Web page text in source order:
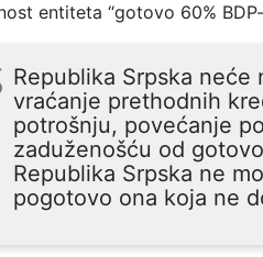
entiteta “gotovo 60% BDP-
Republika Srpska
vraćanje prethodnih
potrošnju, povećanje
zaduženošću od
Republika Srpska ne
pogotovo ona koja ne